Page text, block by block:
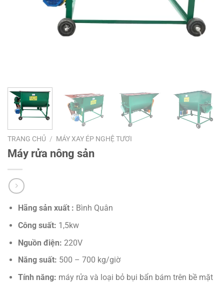
TRANG CHỦ / MÁY XAY ÉP NGHỆ TƯƠI
Máy rửa nông sản
Hãng sản xuất : Bình Quân
Công suất: 1,5kw
Nguồn điện: 220V
Năng suất: 500 – 700 kg/giờ
Tính năng: máy rửa và loại bỏ bụi bẩn bám trên bề mặt